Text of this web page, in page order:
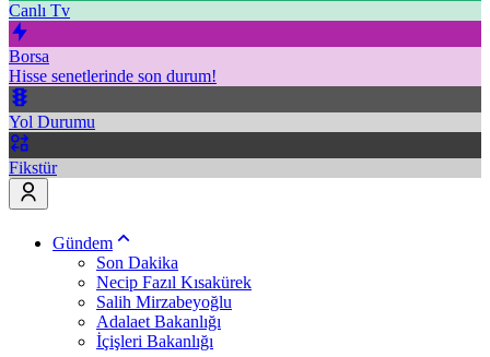
Canlı Tv
Borsa
Hisse senetlerinde son durum!
Yol Durumu
Fikstür
Gündem
Son Dakika
Necip Fazıl Kısakürek
Salih Mirzabeyoğlu
Adalaet Bakanlığı
İçişleri Bakanlığı